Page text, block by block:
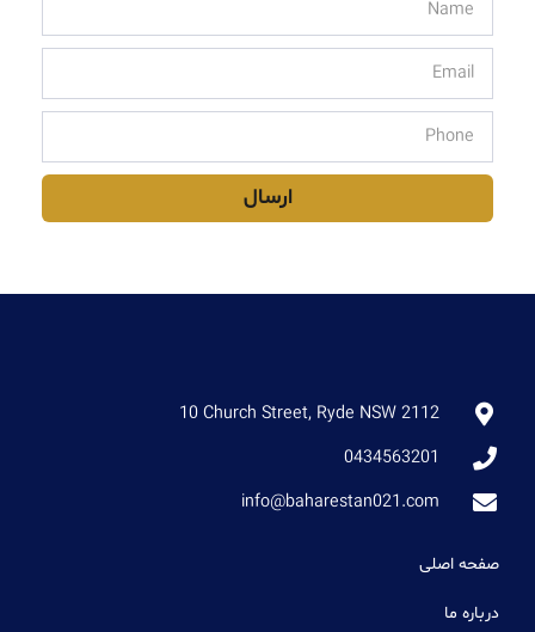
ارسال
10 Church Street, Ryde NSW 2112
0434563201
info@baharestan021.com
صفحه اصلی
درباره ما